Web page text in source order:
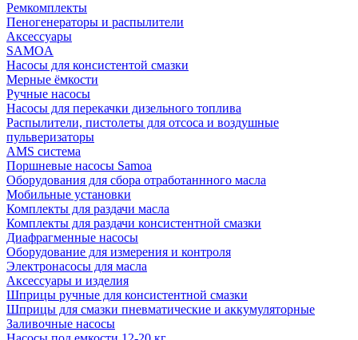
Ремкомплекты
Пеногенераторы и распылители
Аксессуары
SAMOA
Насосы для консистентой смазки
Мерные ёмкости
Ручные насосы
Насосы для перекачки дизельного топлива
Распылители, пистолеты для отсоса и воздушные
пульверизаторы
AMS система
Поршневые насосы Samoa
Оборудования для сбора отработаннного масла
Мобильные установки
Комплекты для раздачи масла
Комплекты для раздачи консистентной смазки
Диафрагменные насосы
Оборудование для измерения и контроля
Электронасосы для масла
Аксессуары и изделия
Шприцы ручные для консистентной смазки
Шприцы для смазки пневматические и аккумуляторные
Заливочные насосы